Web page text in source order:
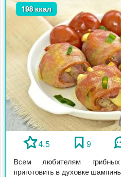
198 ккал
4.5 9
Всем любителям
приготовить в духовке